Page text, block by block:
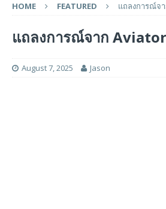
HOME FEATURED แถลงการณ์จา
แถลงการณ์จาก Aviator
August 7, 2025 Jason